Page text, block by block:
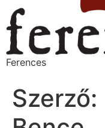
Ferences
Szerző: